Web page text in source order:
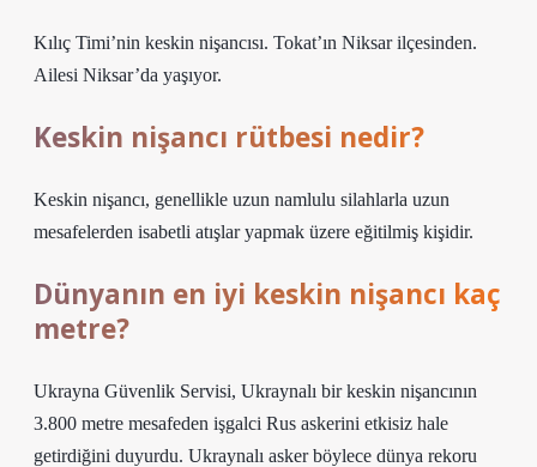
Kılıç Timi’nin keskin nişancısı. Tokat’ın Niksar ilçesinden.
Ailesi Niksar’da yaşıyor.
Keskin nişancı rütbesi nedir?
Keskin nişancı, genellikle uzun namlulu silahlarla uzun
mesafelerden isabetli atışlar yapmak üzere eğitilmiş kişidir.
Dünyanın en iyi keskin nişancı kaç
metre?
Ukrayna Güvenlik Servisi, Ukraynalı bir keskin nişancının
3.800 metre mesafeden işgalci Rus askerini etkisiz hale
getirdiğini duyurdu. Ukraynalı asker böylece dünya rekoru